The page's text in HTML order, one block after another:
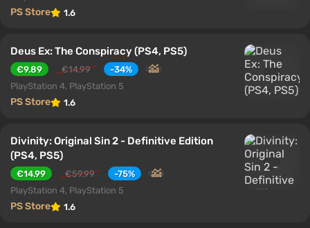
PS Store 1.6
Deus Ex: The Conspiracy (PS4, PS5)
€9.89 €14.99
-34%
PlayStation 4, PlayStation 5
PS Store 1.6
Divinity: Original Sin 2 - Definitive Edition
(PS4, PS5)
€14.99 €59.99
-75%
PlayStation 4, PlayStation 5
PS Store 1.6